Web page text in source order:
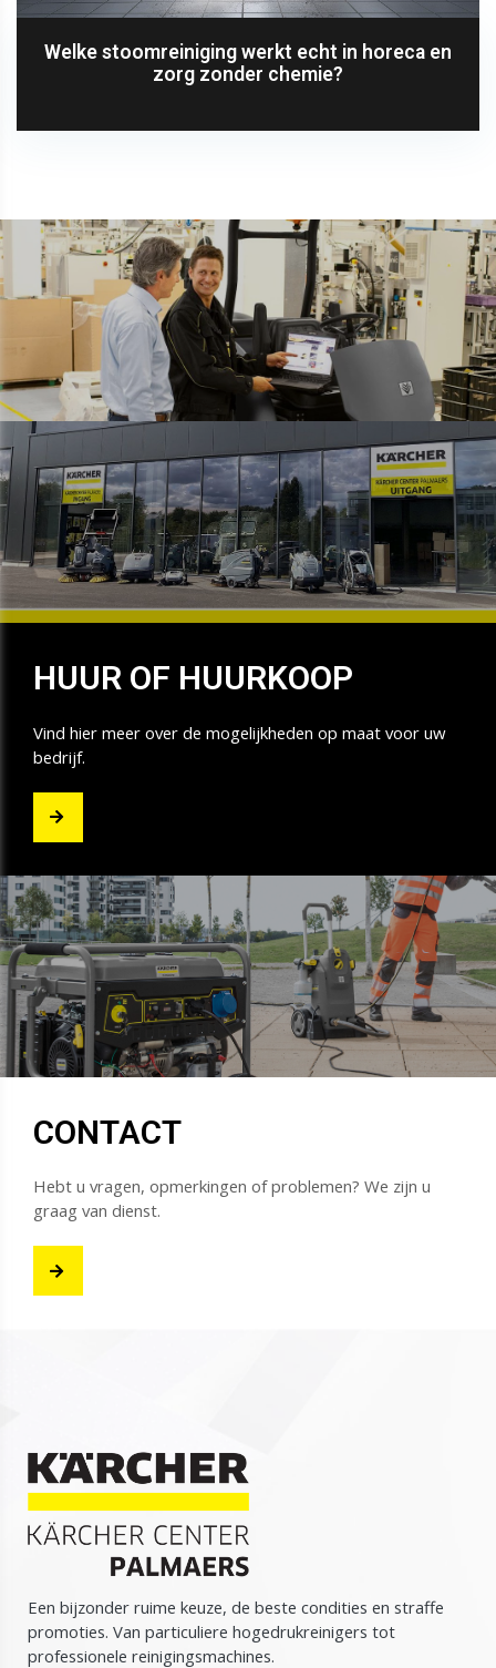
Welke stoomreiniging werkt echt in horeca en
zorg zonder chemie?
HUUR OF HUURKOOP
Vind hier meer over de mogelijkheden op maat voor uw
bedrijf.
CONTACT
Hebt u vragen, opmerkingen of problemen? We zijn u
graag van dienst.
Een bijzonder ruime keuze, de beste condities en straffe
promoties. Van particuliere hogedrukreinigers tot
professionele reinigingsmachines.